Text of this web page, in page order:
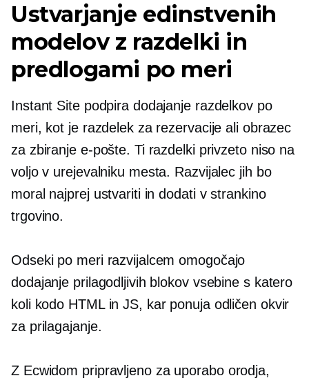
Ustvarjanje edinstvenih
modelov z razdelki in
predlogami po meri
Instant Site podpira dodajanje razdelkov po
meri, kot je razdelek za rezervacije ali obrazec
za zbiranje e-pošte. Ti razdelki privzeto niso na
voljo v urejevalniku mesta. Razvijalec jih bo
moral najprej ustvariti in dodati v strankino
trgovino.
Odseki po meri razvijalcem omogočajo
dodajanje prilagodljivih blokov vsebine s katero
koli kodo HTML in JS, kar ponuja odličen okvir
za prilagajanje.
Z Ecwidom pripravljeno za uporaboorodja,